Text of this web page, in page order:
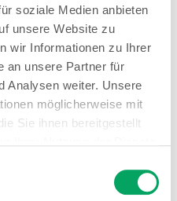
soziale Medien anbieten
unsere Website zu
wir Informationen zu Ihrer
an unsere Partner für
Analysen weiter. Unsere
möglicherweise mit
Sie ihnen bereitgestellt
finden Sie